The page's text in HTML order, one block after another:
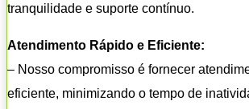
tranquilidade e suporte contínuo.
Atendimento Rápido e Eficiente:
– Nosso compromisso é fornecer
eficiente, minimizando o tempo de